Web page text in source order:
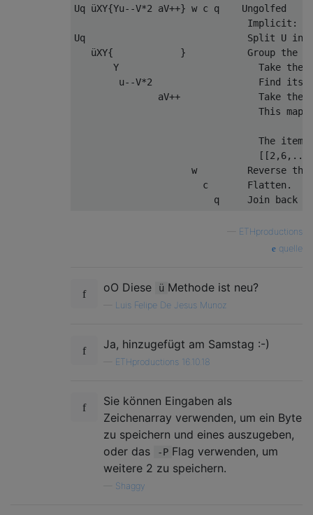
Uq üXY{Yu--V*2 aV++} w c q    Ungolfed
Implicit:
Uq                             Split U into
üXY{            }           Group the
Y                         Take the
u--V*2                   Find its
aV++              Take the
This
The
w         Reverse
                       c       Flatten.
ETHproductions
quelle
oO Diese ü Methode ist neu?
Luis Felipe De Jesus Munoz
Ja, hinzugefügt am Samstag :-)
ETHproductions 16.10.18
Sie können Eingaben als
Zeichenarray verwenden, um ein Byte
zu speichern und eines auszugeben,
oder das
-P Flag verwenden, um
weitere 2 zu speichern.
Shaggy